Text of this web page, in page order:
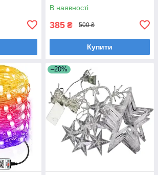
В наявності
385 ₴ 500 ₴
Купити
–20%